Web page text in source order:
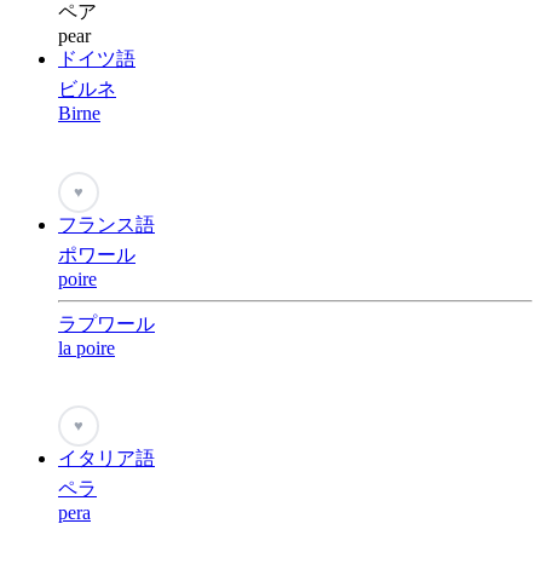
ペア
pear
ドイツ語
ビルネ
Birne
♥
フランス語
ポワール
poire
ラプワール
la poire
♥
イタリア語
ペラ
pera